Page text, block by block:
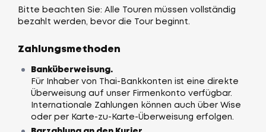
Bitte beachten Sie: Alle Touren müssen vollständig
bezahlt werden, bevor die Tour beginnt.
Zahlungsmethoden
Banküberweisung.
Für Inhaber von Thai-Bankkonten ist eine direkte
Überweisung auf unser Firmenkonto verfügbar.
Internationale Zahlungen können auch über Wise
oder per Karte-zu-Karte-Überweisung erfolgen.